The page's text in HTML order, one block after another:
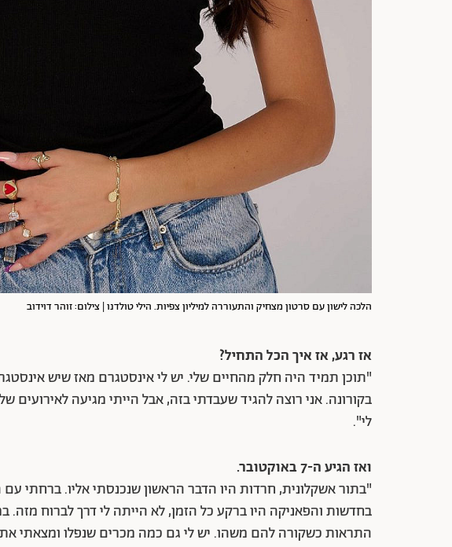
הלכה לישון עם סרטון מצחיק והתעוררה למיליון צפיות. הילי טולדנו | צילום: זוהר דוידוב
אז רגע, אז איך הכל התחיל?
"תוכן תמיד היה חלק מהחיים שלי. יש לי אינסטגרם מאז שיש
בקורונה. אני רוצה להגיד שעבדתי בזה, אבל הייתי מגיעה לאירועים
לי".
ואז הגיע ה-7 באוקטובר.
"בתור אשקלונית, חרדות היו הדבר הראשון שנכנסתי אליו. ברחתי
בחדשות והפאניקה היו ברקע כל הזמן, לא הייתה לי דרך לברוח מזה.
התראות כשקורה להם משהו. יש לי גם כמה מכרים שנפלו ומצאתי